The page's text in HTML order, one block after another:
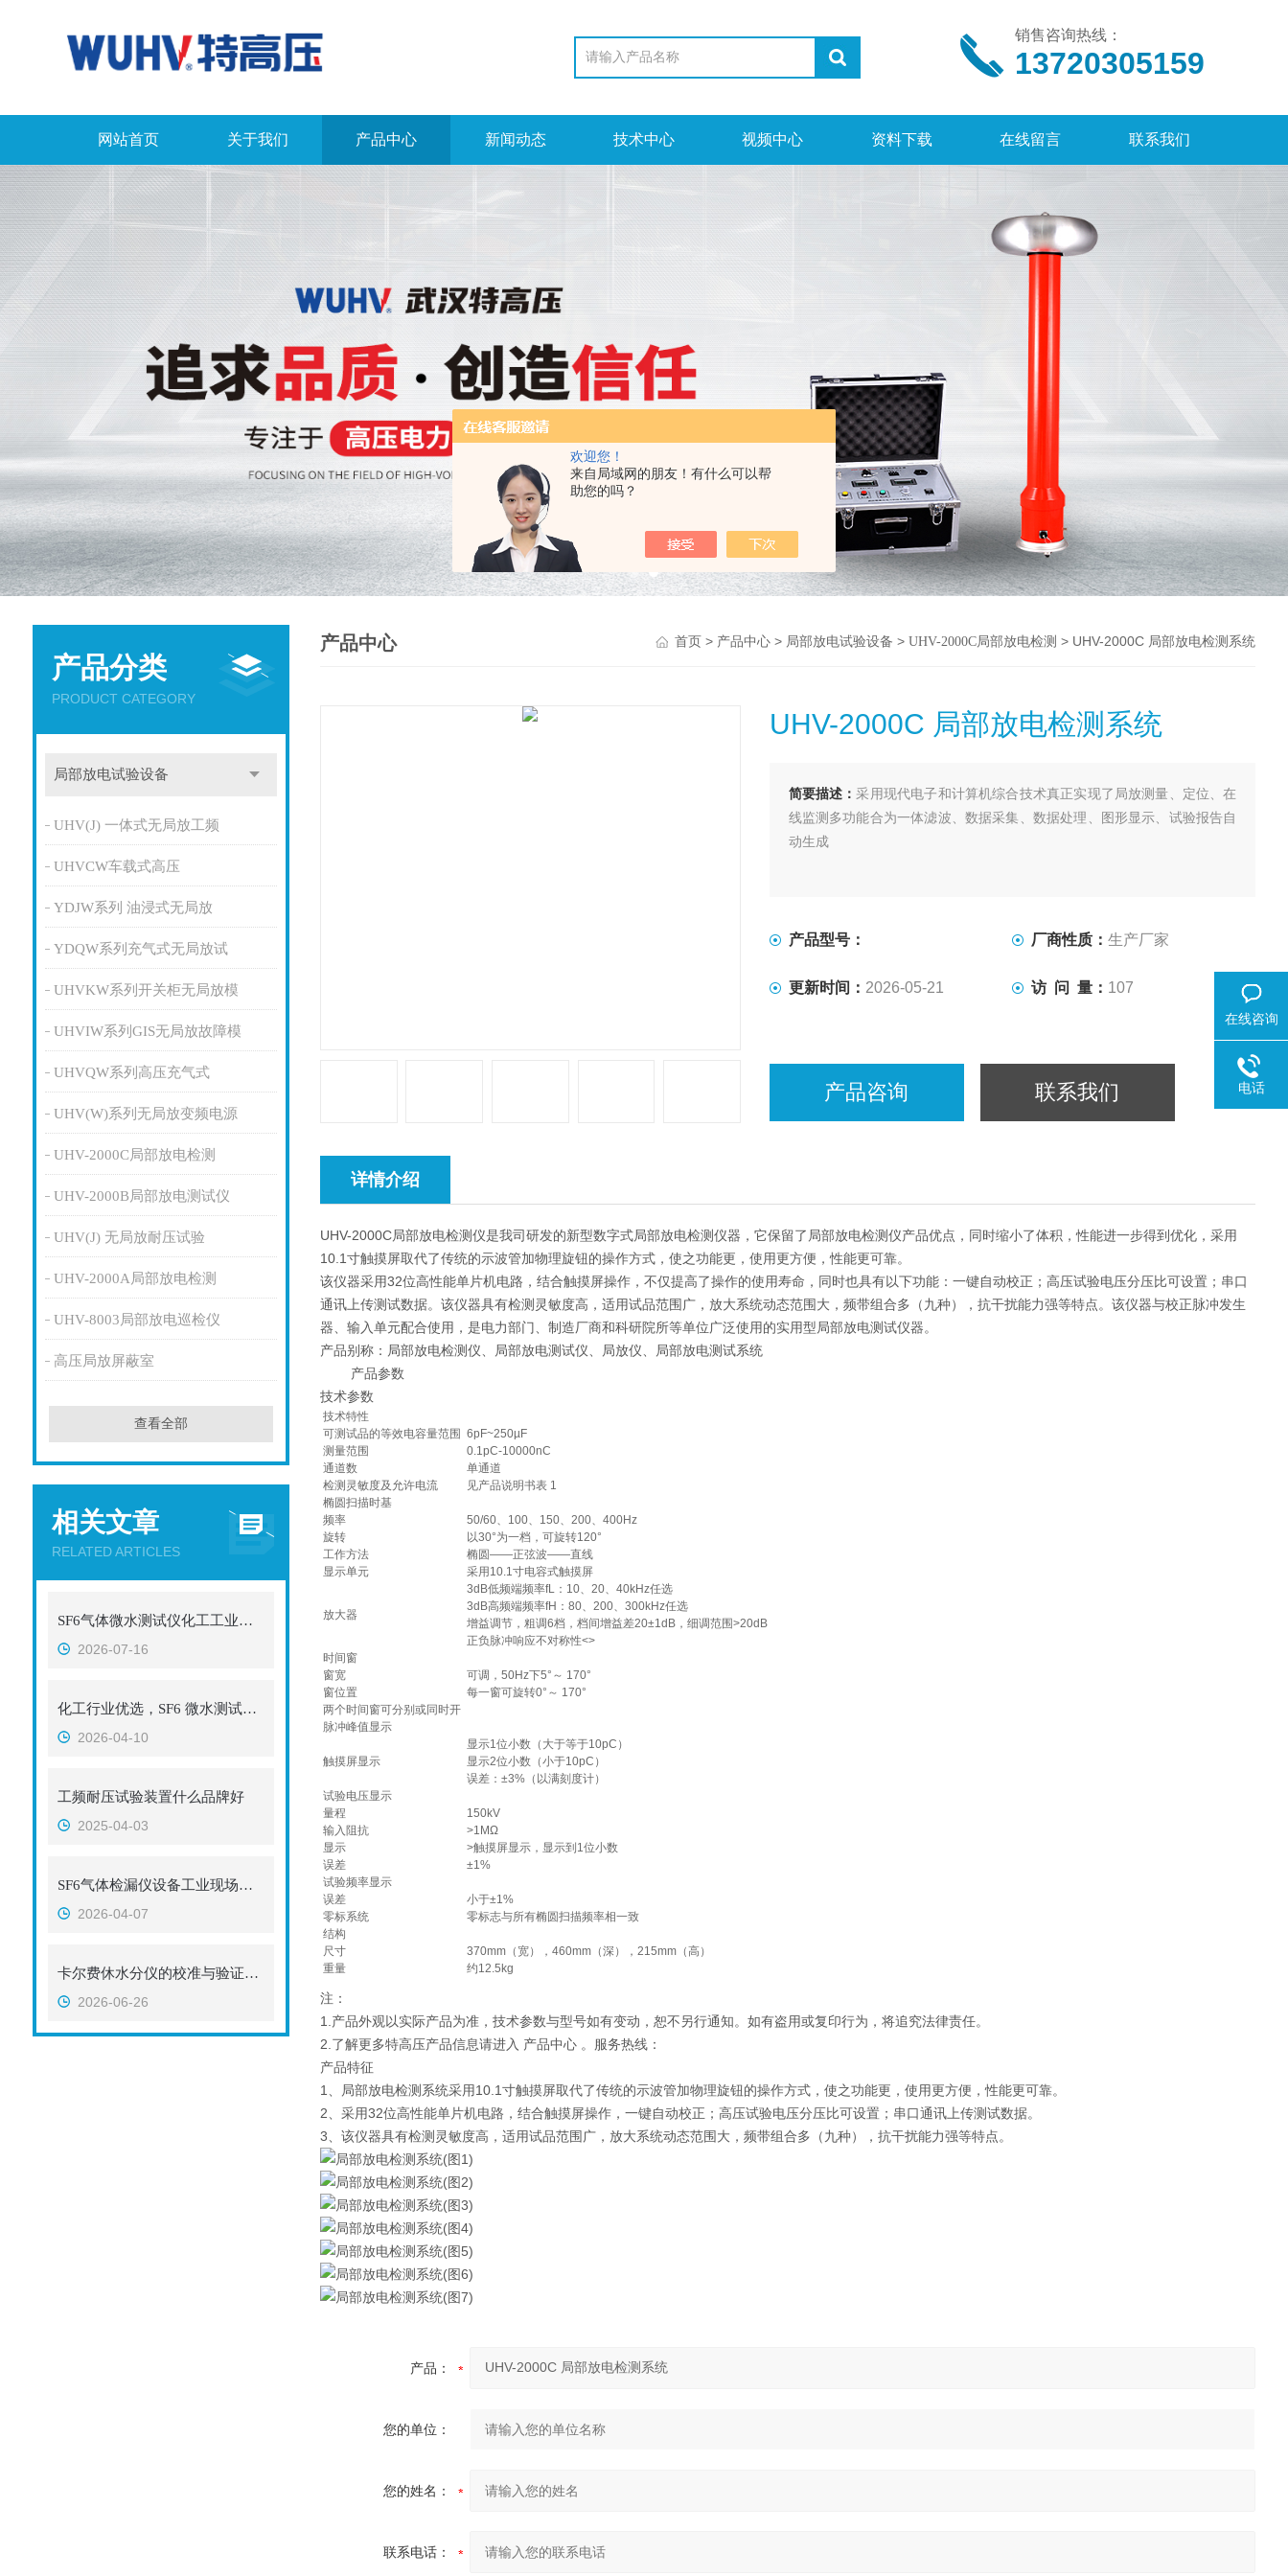
欢迎您！
来自局域网的朋友！有什么可以帮
助您的吗？
销售咨询热线：
13720305159
网站首页 关于我们 产品中心 新闻动态 技术中心 视频中心 资料下载 在线留言 联系我们
产品分类
PRODUCT CATEGORY
局部放电试验设备
UHV(J) 一体式无局放工频
UHVCW车载式高压
YDJW系列 油浸式无局放
YDQW系列充气式无局放试
UHVKW系列开关柜无局放模
UHVIW系列GIS无局放故障模
UHVQW系列高压充气式
UHV(W)系列无局放变频电源
UHV-2000C局部放电检测
UHV-2000B局部放电测试仪
UHV(J) 无局放耐压试验
UHV-2000A局部放电检测
UHV-8003局部放电巡检仪
高压局放屏蔽室
查看全部
相关文章
RELATED ARTICLES
SF6气体微水测试仪化工工业应用解析，微量精准把控化工SF6设备气体安全
2026-07-16
化工行业优选，SF6 微水测试仪设备厂家名录
2026-04-10
工频耐压试验装置什么品牌好
2025-04-03
SF6气体检漏仪设备工业现场使用，性能出众！武汉精密守卫封闭设备气密性
2026-04-07
卡尔费休水分仪的校准与验证流程
2026-06-26
产品中心 首页 > 产品中心 > 局部放电试验设备 >UHV-2000C局部放电检测 > UHV-2000C 局部放电检测系统
UHV-2000C 局部放电检测系统
简要描述： 采用现代电子和计算机综合技术真正实现了局放测量、定位、在
线监测多功能合为一体滤波、数据采集、数据处理、图形显示、试验报告自
动生成
产品型号： 厂商性质：生产厂家
更新时间： 2026-05-21 访 问 量： 107
产品咨询 联系我们
详情介绍
UHV-2000C局部放电检测仪是我司研发的新型数字式局部放电检测仪器，它保留了局部放电检测仪产品优点，同时缩小了体积，性能进一步得到优化，采用
10.1寸触摸屏取代了传统的示波管加物理旋钮的操作方式，使之功能更，使用更方便，性能更可靠。
该仪器采用32位高性能单片机电路，结合触摸屏操作，不仅提高了操作的使用寿命，同时也具有以下功能：一键自动校正；高压试验电压分压比可设置；串口
通讯上传测试数据。该仪器具有检测灵敏度高，适用试品范围广，放大系统动态范围大，频带组合多（九种），抗干扰能力强等特点。该仪器与校正脉冲发生
器、输入单元配合使用，是电力部门、制造厂商和科研院所等单位广泛使用的实用型局部放电测试仪器。
产品别称：局部放电检测仪、局部放电测试仪、局放仪、局部放电测试系统
产品参数
技术参数
技术特性
可测试品的等效电容量范围 6pF~250µF
测量范围
0.1pC-10000nC
通道数
单通道
检测灵敏度及允许电流
见产品说明书表 1
椭圆扫描时基
频率
50/60、100、150、200、400Hz
旋转
以30°为一档，可旋转120°
工作方法
椭圆——正弦波——直线
显示单元
采用10.1寸电容式触摸屏
放大器
3dB低频端频率fL：10、20、40kHz任选
3dB高频端频率fH：80、200、300kHz任选
增益调节，粗调6档，档间增益差20±1dB，细调范围>20dB
正负脉冲响应不对称性<>
时间窗
窗宽
可调，50Hz下5°～ 170°
窗位置
每一窗可旋转0°～ 170°
两个时间窗可分别或同时开
脉冲峰值显示
触摸屏显示
显示1位小数（大于等于10pC）
显示2位小数（小于10pC）
误差：±3%（以满刻度计）
试验电压显示
量程
150kV
输入阻抗
>1MΩ
显示
>触摸屏显示，显示到1位小数
误差
±1%
试验频率显示
误差
小于±1%
零标系统
零标志与所有椭圆扫描频率相一致
结构
尺寸
370mm（宽），460mm（深），215mm（高）
重量
约12.5kg
注：
1.产品外观以实际产品为准，技术参数与型号如有变动，恕不另行通知。如有盗用或复印行为，将追究法律责任。
2.了解更多特高压产品信息请进入 产品中心 。服务热线：
产品特征
1、局部放电检测系统采用10.1寸触摸屏取代了传统的示波管加物理旋钮的操作方式，使之功能更，使用更方便，性能更可靠。
2、采用32位高性能单片机电路，结合触摸屏操作，一键自动校正；高压试验电压分压比可设置；串口通讯上传测试数据。
3、该仪器具有检测灵敏度高，适用试品范围广，放大系统动态范围大，频带组合多（九种），抗干扰能力强等特点。
产品：
您的单位：
您的姓名：
联系电话：
在线咨询
电话